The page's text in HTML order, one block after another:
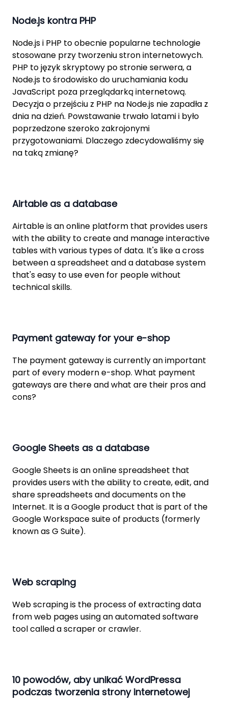
Node.js kontra PHP
Node.js i PHP to obecnie popularne technologie
stosowane przy tworzeniu stron internetowych.
PHP to język skryptowy po stronie serwera, a
Node.js to środowisko do uruchamiania kodu
JavaScript poza przeglądarką internetową.
Decyzja o przejściu z PHP na Node.js nie zapadła z
dnia na dzień. Powstawanie trwało latami i było
poprzedzone szeroko zakrojonymi
przygotowaniami. Dlaczego zdecydowaliśmy się
na taką zmianę?
Airtable as a database
Airtable is an online platform that provides users
with the ability to create and manage interactive
tables with various types of data. It's like a cross
between a spreadsheet and a database system
that's easy to use even for people without
technical skills.
Payment gateway for your e-shop
The payment gateway is currently an important
part of every modern e-shop. What payment
gateways are there and what are their pros and
cons?
Google Sheets as a database
Google Sheets is an online spreadsheet that
provides users with the ability to create, edit, and
share spreadsheets and documents on the
Internet. It is a Google product that is part of the
Google Workspace suite of products (formerly
known as G Suite).
Web scraping
Web scraping is the process of extracting data
from web pages using an automated software
tool called a scraper or crawler.
10 powodów, aby unikać WordPressa
podczas tworzenia strony internetowej